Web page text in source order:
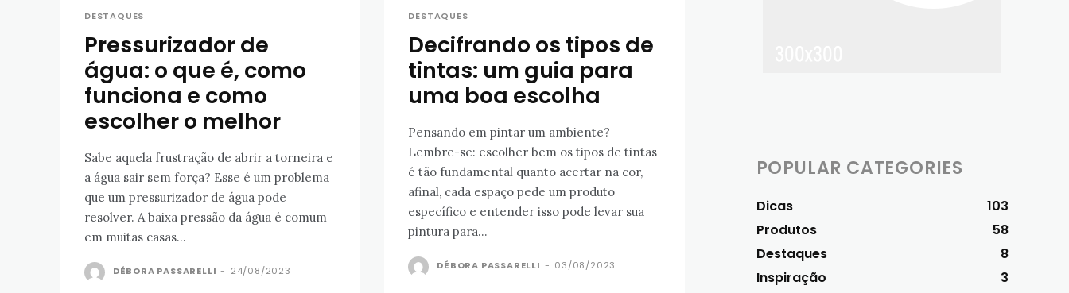
DESTAQUES
Pressurizador de
água: o que é, como
funciona e como
escolher o melhor
Sabe aquela frustração de abrir a torneira e
a água sair sem força? Esse é um problema
que um pressurizador de água pode
resolver. A baixa pressão da água é comum
em muitas casas...
DÉBORA PASSARELLI - 24/08/2023
DESTAQUES
Decifrando os tipos de
tintas: um guia para
uma boa escolha
Pensando em pintar um ambiente?
Lembre-se: escolher bem os tipos de tintas
é tão fundamental quanto acertar na cor,
afinal, cada espaço pede um produto
específico e entender isso pode levar sua
pintura para...
DÉBORA PASSARELLI - 03/08/2023
POPULAR CATEGORIES
Dicas
103
Produtos
58
Destaques
8
Inspiração
3